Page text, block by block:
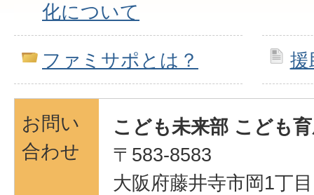
化について
ファミサポとは？ 援
お問い
合わせ
こども未来部 こども
〒583-8583
大阪府藤井寺市岡1丁